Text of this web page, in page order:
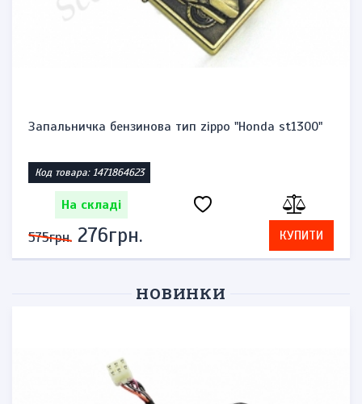
Запальничка бензинова тип zippo "Honda st1300"
Код товара: 1471864623
На складі
575грн. 276грн. КУПИТИ
НОВИНКИ